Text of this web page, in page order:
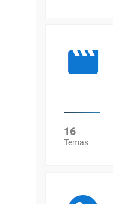
16
Temas